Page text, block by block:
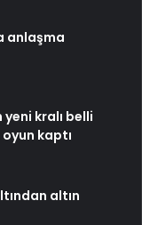
anlaşma
yeni kralı belli
kaptı
altın